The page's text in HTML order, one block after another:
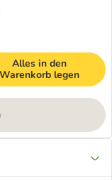
Alles in den
Warenkorb legen